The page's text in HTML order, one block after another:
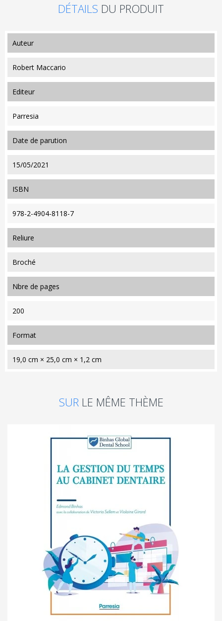
DÉTAILS DU PRODUIT
auteur
Robert Maccario
editeur
Parresia
date de parution
15/05/2021
ISBN
978-2-4904-8118-7
reliure
Broché
nbre de pages
200
format
19,0 cm × 25,0 cm × 1,2 cm
SUR LE MÊME THÈME